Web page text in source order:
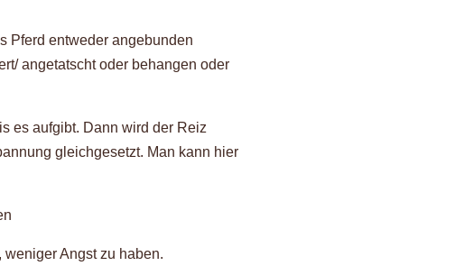
Pferd entweder angebunden
angetatscht oder behangen oder
es aufgibt. Dann wird der Reiz
gleichgesetzt. Man kann hier
Angst zu haben.